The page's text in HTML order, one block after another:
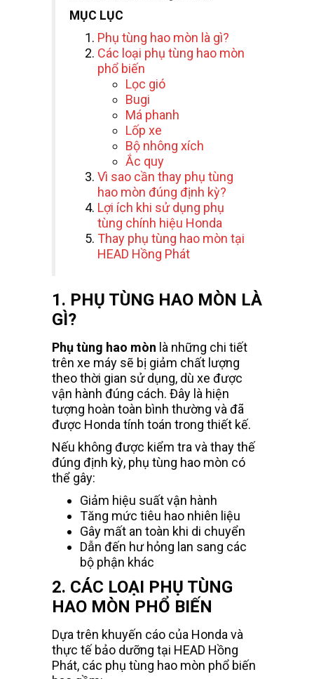
MỤC LỤC
Phụ tùng hao mòn là gì?
Các loại phụ tùng hao mòn
phổ biến
Lọc gió
Bugi
Má phanh
Lốp xe
Bộ nhông xích
Ắc quy
Vì sao cần thay phụ tùng
hao mòn đúng định kỳ?
Lợi ích khi sử dụng phụ
tùng chính hiệu Honda
Thay phụ tùng hao mòn tại
HEAD Hồng Phát
1. PHỤ TÙNG HAO MÒN LÀ
GÌ?
Phụ tùng hao mòn là những chi tiết
trên xe máy sẽ bị giảm chất lượng
theo thời gian sử dụng, dù xe được
vận hành đúng cách. Đây là hiện
tượng hoàn toàn bình thường và đã
được Honda tính toán trong thiết kế.
Nếu không được kiểm tra và thay thế
đúng định kỳ, phụ tùng hao mòn có
thể gây:
Giảm hiệu suất vận hành
Tăng mức tiêu hao nhiên liệu
Gây mất an toàn khi di chuyển
Dẫn đến hư hỏng lan sang các
bộ phận khác
2. CÁC LOẠI PHỤ TÙNG
HAO MÒN PHỔ BIẾN
Dựa trên khuyến cáo của Honda và
thực tế bảo dưỡng tại HEAD Hồng
Phát, các phụ tùng hao mòn phổ biến